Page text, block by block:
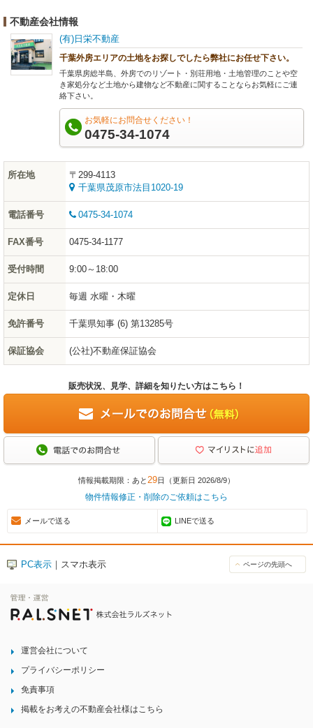
不動産会社情報
(有)日栄不動産
千葉外房エリアの土地をお探しでしたら弊社にお任せ下さい。
千葉県房総半島、外房でのリゾート・別荘用地・土地管理のことや空
き家処分など土地から建物など不動産に関することならお気軽にご連
絡下さい。
お気軽にお問合せください！
0475-34-1074
所在地
〒299-4113
千葉県茂原市法目1020-19
電話番号 0475-34-1074
FAX番号 0475-34-1177
受付時間 9:00～18:00
定休日 毎週 水曜・木曜
免許番号 千葉県知事 (6) 第13285号
保証協会 (公社)不動産保証協会
販売状況、見学、詳細を知りたい方はこちら！
情報掲載期限：あと 29日（更新日 2026/8/9）
物件情報修正・削除のご依頼はこちら
メールで送る LINEで送る
PC表示 ｜スマホ表示 ページの先頭へ
運営会社について
プライバシーポリシー
免責事項
掲載をお考えの不動産会社様はこちら